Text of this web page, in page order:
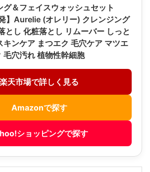
グ＆フェイスウォッシュセット
】Aurelie (オレリー) クレンジング
とし 化粧落とし リムーバー しっと
キンケア まつエク 毛穴ケア マツエ
毛穴汚れ 植物性幹細胞
楽天市場で詳しく見る
Amazonで探す
ショッピングで探す